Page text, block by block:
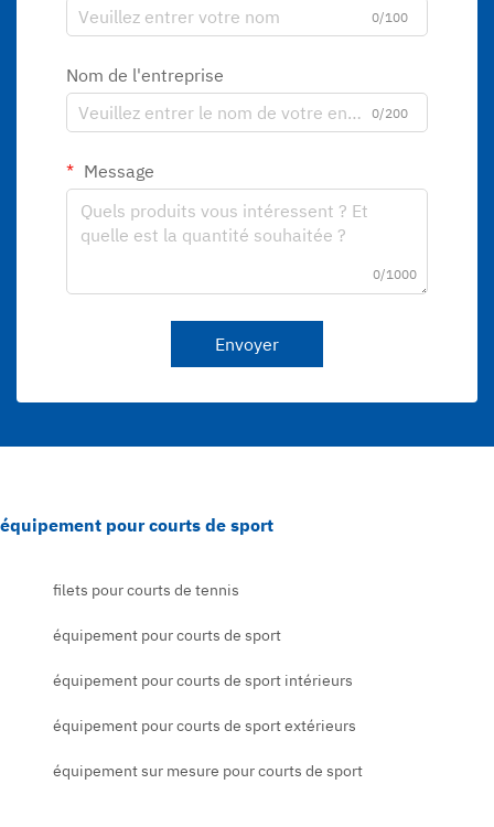
0/100
Nom de l'entreprise
0/200
Message
0/1000
Envoyer
équipement pour courts de sport
filets pour courts de tennis
équipement pour courts de sport
équipement pour courts de sport intérieurs
équipement pour courts de sport extérieurs
équipement sur mesure pour courts de sport